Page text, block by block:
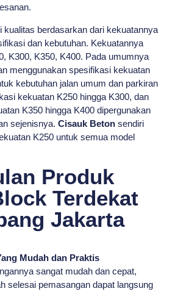
kualitas berdasarkan dari kekuatannya
dan kebutuhan. Kekuatannya
K300, K350, K400. Pada umumnya
menggunakan spesifikasi kekuatan
kebutuhan jalan umum dan parkiran
kekuatan K250 hingga K300, dan
K350 hingga K400 dipergunakan
sejenisnya. Cisauk Beton sendiri
K250 untuk semua model
Produk
Terdekat
Jakarta
Mudah dan Praktis
sangat mudah dan cepat,
selesai pemasangan dapat langsung